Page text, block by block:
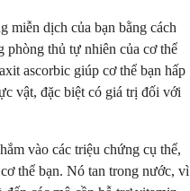
miễn dịch của bạn bằng cách
phòng thủ tự nhiên của cơ thể
ascorbic giúp cơ thể bạn hấp
vật, đặc biệt có giá trị đối với
vào các triệu chứng cụ thể,
thể bạn. Nó tan trong nước, vì